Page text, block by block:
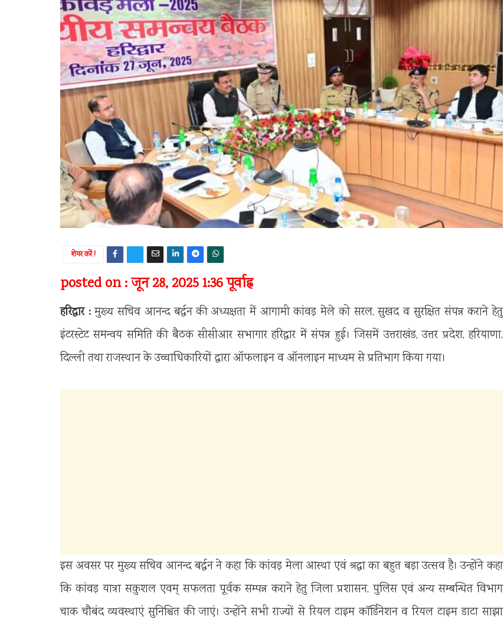
शेयर करें !
posted on : जून 28, 2025 1:36 पूर्वाह्न
हरिद्वार :मुख्य सचिव आनन्द बर्द्धन की अध्यक्षता में आगामी कांवड़ मेले को सरल, सुखद व सुरक्षित संपन्न कराने हेतु
इंटरस्टेट समन्वय समिति की बैठक सीसीआर सभागार हरिद्वार में संपन्न हुई। जिसमें उत्तराखंड, उत्तर प्रदेश, हरियाणा,
दिल्ली तथा राजस्थान के उच्चाधिकारियों द्वारा ऑफलाइन व ऑनलाइन माध्यम से प्रतिभाग किया गया।
इस अवसर पर मुख्य सचिव आनन्द बर्द्धन ने कहा कि कांवड़ मेला आस्था एवं श्रद्धा का बहुत बड़ा उत्सव है। उन्होंने कहा
कि कांवड़ यात्रा सकुशल एवम् सफलता पूर्वक सम्पन्न कराने हेतु जिला प्रशासन, पुलिस एवं अन्य सम्बन्धित विभाग
चाक चौबंद व्यवस्थाएं सुनिश्चित की जाएं। उन्होंने सभी राज्यों से रियल टाइम कॉर्डिनेशन व रियल टाइम डाटा साझा